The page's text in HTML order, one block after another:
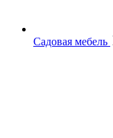
Садовая мебель